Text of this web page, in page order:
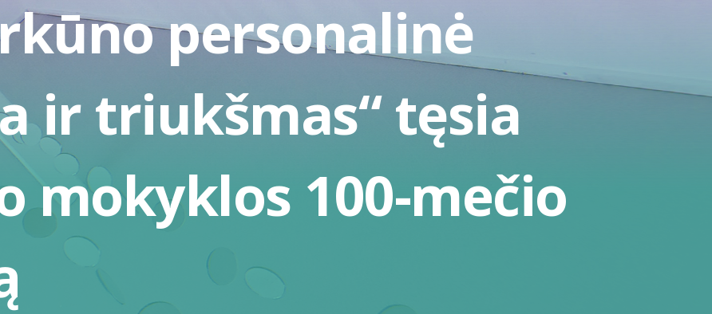
personalinė
ir triukšmas“ tęsia
mokyklos 100-mečio